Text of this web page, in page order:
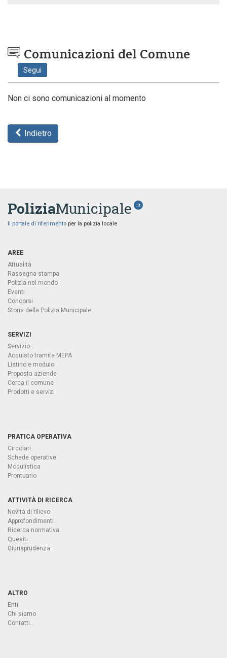
Comunicazioni del Comune
Segui
Non ci sono comunicazioni al momento
Indietro
PoliziaMunicipale .it
Il portale di riferimento per la polizia locale
AREE
Attualità
Rassegna stampa
Polizia nel mondo
Eventi
Concorsi
Storia della Polizia Municipale
SERVIZI
Servizio...
Acquisto tramite MEPA
Listino e modulo
Proposta aziende
Cerca il comune
Prodotti e servizi
PRATICA OPERATIVA
Circolari
Schede operative
Modulistica
Prontuario
ATTIVITÀ DI RICERCA
Novità di rilievo
Approfondimenti
Ricerca normativa
Quesiti
Giurisprudenza
ALTRO
Enti
Chi siamo
Contatti...